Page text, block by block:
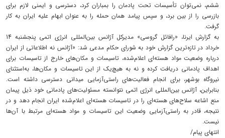
ششم، نمی‌توان تأسیسات تحت پادمان را بمباران کرد، دسترسی و ایمنی لازم برای
بازرسی را از بین برد، و سپس پیامد همان حمله را به عنوان ابهام علیه ایران به کار
گرفت.
به گزارش ایرنا، «رافائل گروسی» مدیرکل آژانس بین‌المللی انرژی اتمی پنجشنبه 14
خرداد در تازه‌ترین گزارش خود به شورای حکام مدعی شد: «آژانس نه اطلاعاتی از ایران
درباره وضعیت مواد هسته‌ای اعلام‌شده، تاسیسات و مکان‌های خارج از تاسیسات برای
اهداف پادمانی دریافت کرده و نه به هیچ‌یک از این تاسیسات و مکان‌ها، به‌استثنای
نیروگاه بوشهر، برای انجام فعالیت‌های راستی‌آزمایی میدانی دسترسی داشته است.
بنابراین، آژانس بین‌المللی انرژی اتمی نتوانسته مسئولیت‌های پادمانی خود ذیل پیمان
منع اشاعه سلاح‌های هسته‌ای را در تاسیسات هسته‌ای اعلام‌شده ایران انجام دهد و در
نتیجه، قادر به راستی‌آزمایی وضعیت این تاسیسات و مواد هسته‌ای مرتبط با آن‌ها
نیست.
انتهای پیام/